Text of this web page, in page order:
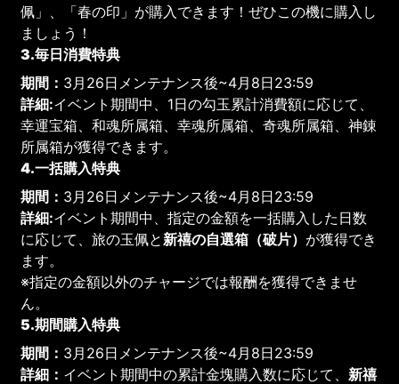
佩」、「春の印」が購入できます！ぜひこの機に購入し
ましょう！
3.毎日消費特典
期間： 3月26日メンテナンス後~4月8日23:59
詳細:イベント期間中、1日の勾玉累計消費額に応じて、
幸運宝箱、和魂所属箱、幸魂所属箱、奇魂所属箱、神錬
所属箱が獲得できます。
4.一括購入特典
期間： 3月26日メンテナンス後~4月8日23:59
詳細:イベント期間中、指定の金額を一括購入した日数
に応じて、旅の玉佩と 新禧の自選箱（破片） が獲得でき
ます。
※指定の金額以外のチャージでは報酬を獲得できませ
ん。
5.期間購入特典
期間： 3月26日メンテナンス後~4月8日23:59
詳細： イベント期間中の累計金塊購入数に応じて、 新禧